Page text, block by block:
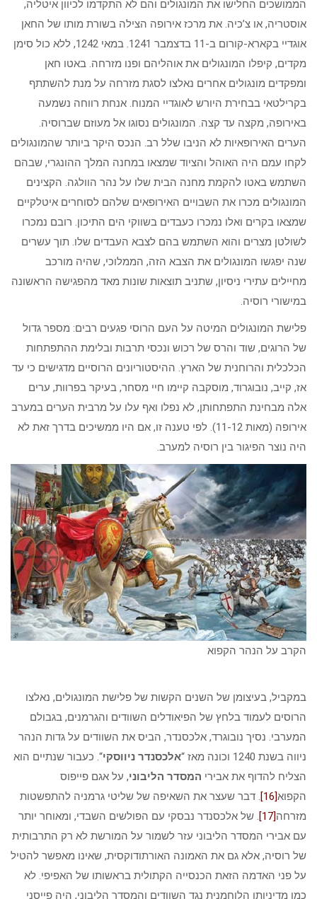
הממושכים החלישו את המונגולים והם לא התקדמו לכיוון איטליה,
אוסטריה, או צ’כיה. את מרכז אירופה הצילה בשורת מותו של החאן
אוגדיי בקארא-קורום ב-11 בדצמבר 1241. במאי 1242, ללא כול סימן
מקדים, קיפלו המונגולים את אוהליהם ופנו מזרחה. באטו חאן
ומפקדים מונגולים אחרים נאלצו לסגת מזרחה על מנת להשתתף
בקרילטאי בבחירת היורש לאוגדיי המנוח. אנחת רווחה נשמעה
באירופה, מקצה עד קצה. המונגולים נסוגו אל מעוזם שברוסיה.
הערים האירופאיות לא הניבו שלל רב. הנכס היקר ביותר שהמונגולים
לקחו עמם היה האוהל והציוד שמצאו במחנה המלך ההונגרי, שבהם
השתמש באטו להקמת מחנה הבית שלו על נהר הוולגה. הקצינים
המונגולים מכרו את השבויים האירופאים שלהם לסוחרים איטלקיים
שמצאו בקרים ואלו נמכרו כעבדים בשווקי הים התיכון. רובם נמכרו
לשולטן מצרים והוא השתמש בהם לצבא העבדים שלו. תוך עשרים
שנה יפגשו המונגולים את הצבא הזה, הממלוכי, שהיה מורכב
מחיילים עתירי ניסיון, שתניב תוצאות שונות מאד מהפגישה הראשונה
במישורי רוסיה.
פלישת המונגולים המיטה על העם הרוסי פגעים רבים: מספר גדול
של הרוגים, שוד והרס של רכוש ונכסי תרבות ובלימת ההתפתחות
הכלכלית והרוחנית של הארץ. ההיסטוריונים הרוסיים מדגישים כי עד
אז, קייב, נובוגרוד, מוסקבה קיימו חיי מסחר, בעיקר בפרוות, ערים
אלה מבחינת התפתחותן, לא נפלו ואף עלו על מרבית הערים במערב
אירופה (מאות 11-12). לפי טענה זו, אם היו ממשיכים בדרך זאת לא
היה נוצר הפיגור בין רוסיה למערב.
הקרב על הנהר הקפוא
במקביל, בעיצומן של השנים הקשות של פלישת המונגולים, נאלצו
הרוסים לעמוד בלחץ של הפיאודלים השוודים והגרמנים, בגבולם
המערבי. נסיך נובוגרד, אלכסנדר, הביס את השוודים על גדות הנהר
ניווה בשנת 1240 וכונה מאז “
אלכסנדר ניווסקי“. כעבור שנתיים הוא
הצליח להדוף את אבירי המסדר הליבוני, על אגם פייפוס
הקפוא[16]
. דבר שעצר את השאיפה של שליטי גרמניה להתפשטות
מזרחה[17]
. של אלכסנדר נבסקי עם הפולשים השבדי, ומאוחר יותר
עם אבירי המסדר הליבוני עזר לשמור על המורשת לא רק התרבותית
של רוסיה, אלא גם את האמונה האורתודוקסית, שאינו מאפשר להטיל
על פני האדמה הזאת הכנסייה הקתולית בראשותו של האפיפי. לא
כמו מדיניותו הלוחמנית נגד השוודים והמסדר הליבוני, היה פייסני